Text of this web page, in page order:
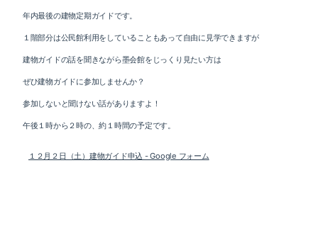
年内最後の建物定期ガイドです。
１階部分は公民館利用をしていることもあって自由に見学できますが
建物ガイドの話を聞きながら墨会館をじっくり見たい方は
ぜひ建物ガイドに参加しませんか？
参加しないと聞けない話がありますよ！
午後１時から２時の、約１時間の予定です。
１２月２日（土）建物ガイド申込 - Google フォーム